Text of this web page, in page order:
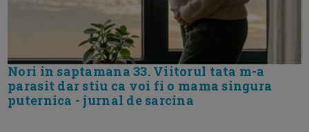
Nori in saptamana 33. Viitorul tata m-a
parasit dar stiu ca voi fi o mama singura
puternica - jurnal de sarcina